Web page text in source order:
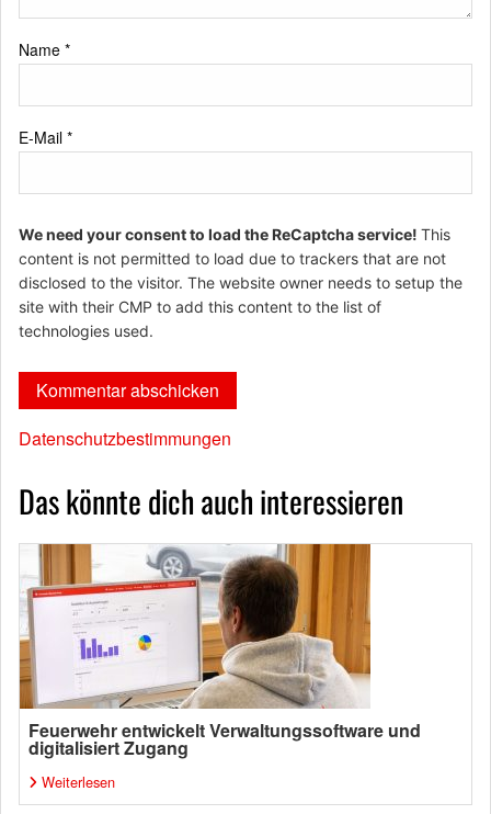
Name *
E-Mail *
We need your consent to load the ReCaptcha service! This
content is not permitted to load due to trackers that are not
disclosed to the visitor. The website owner needs to setup the
site with their CMP to add this content to the list of
technologies used.
Datenschutzbestimmungen
Das könnte dich auch interessieren
Feuerwehr entwickelt Verwaltungssoftware und
digitalisiert Zugang
Weiterlesen